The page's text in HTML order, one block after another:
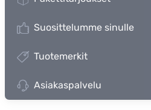
Suosittelumme sinulle
Tuotemerkit
Asiakaspalvelu